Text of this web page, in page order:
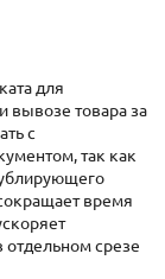
для
вывозе товара за
с
так как
время
отдельном срезе